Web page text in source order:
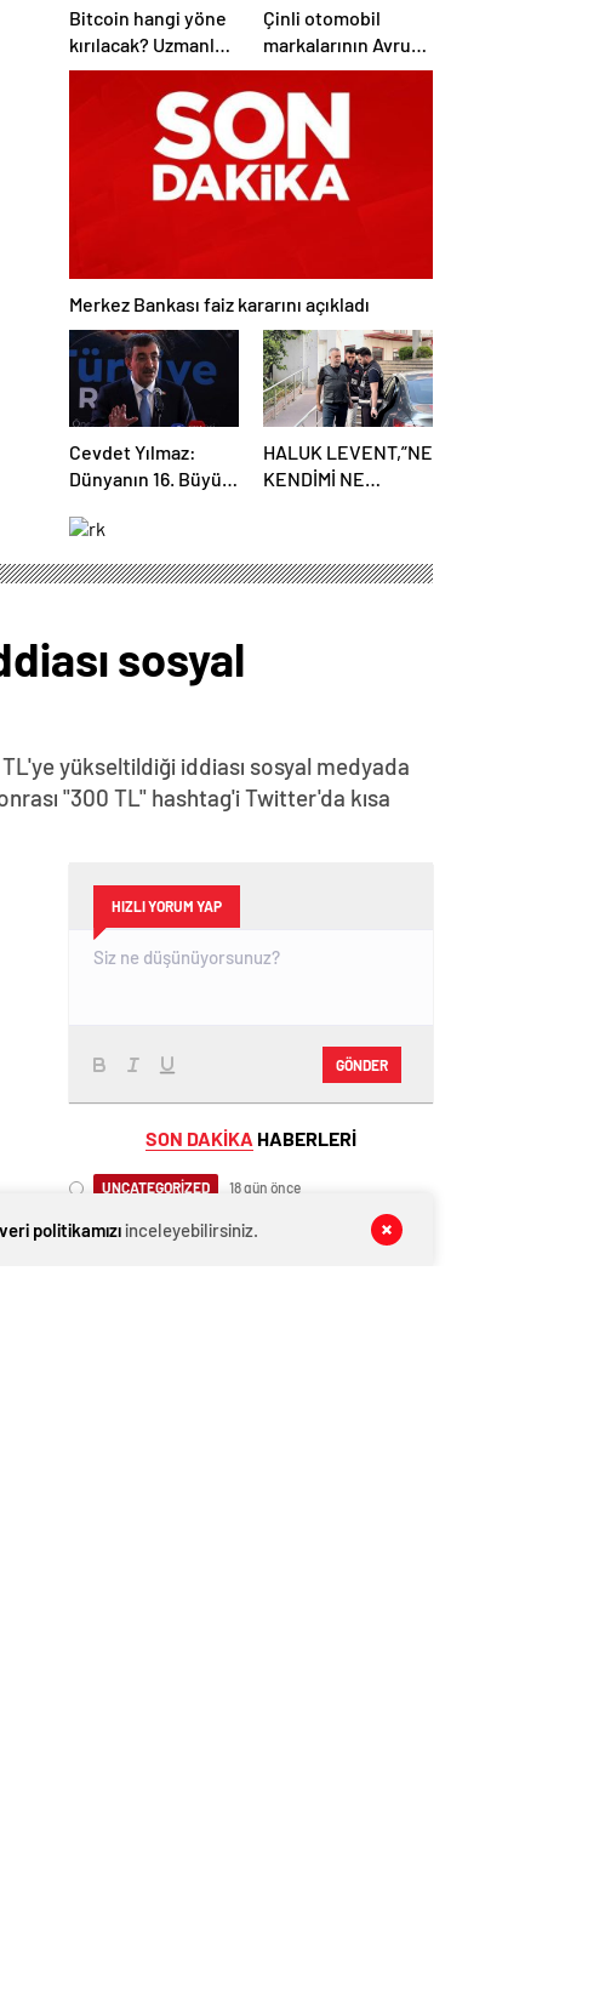
Bitcoin hangi yöne
kırılacak? Uzmanlar
iki seviyeye işaret
Çinli otomobil
markalarının Avrupa
atağı yeni başlıyor:
En iyi modeller yola
çıkıyor
Merkez Bankası faiz kararını açıkladı
Cevdet Yılmaz:
Dünyanın 16. Büyük
HALUK LEVENT,”NE
KENDİMİ NE
YÖNETEMEDİM”
sosyal
yükseltildiği iddiası sosyal medyada
"300 TL" hashtag'i Twitter'da kısa
HIZLI YORUM YAP
GÖNDER
SON DAKİKA HABERLERİ
UNCATEGORİZED 18 gün önce
Gülistan Doku soruşturmasında
veri politikamızıinceleyebilirsiniz.